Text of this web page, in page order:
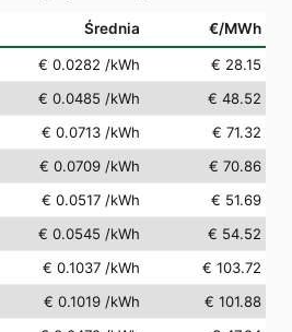
Średnia €/MWh
€ 0.0282 /kWh
€ 28.15
€ 0.0485 /kWh
€ 48.52
€ 0.0713 /kWh
€ 71.32
€ 0.0709 /kWh
€ 70.86
€ 0.0517 /kWh
€ 51.69
€ 0.0545 /kWh
€ 54.52
€ 0.1037 /kWh
€ 103.72
€ 0.1019 /kWh
€ 101.88